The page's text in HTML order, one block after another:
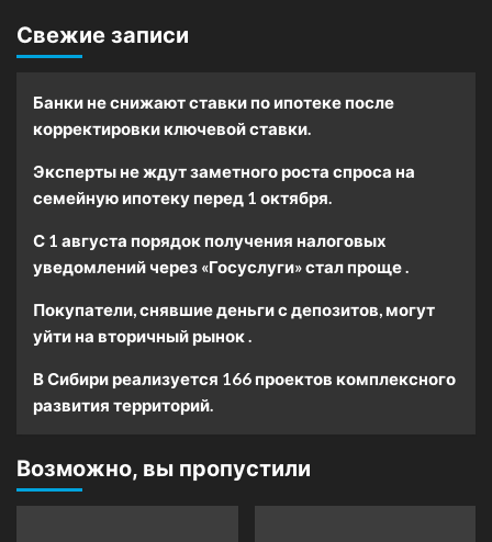
Свежие записи
Банки не снижают ставки по ипотеке после
корректировки ключевой ставки.
Эксперты не ждут заметного роста спроса на
семейную ипотеку перед 1 октября.
С 1 августа порядок получения налоговых
уведомлений через «Госуслуги» стал проще .
Покупатели, снявшие деньги с депозитов, могут
уйти на вторичный рынок .
В Сибири реализуется 166 проектов комплексного
развития территорий.
Возможно, вы пропустили